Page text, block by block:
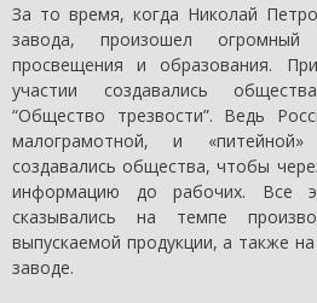
За то время, когда Николай
завода, произошел
просвещения и образования.
участии создавались
“Общество трезвости”. Ведь
малограмотной, и
создавались общества, чтобы
информацию до рабочих. Все
сказывались на темпе
выпускаемой продукции, а также
заводе.